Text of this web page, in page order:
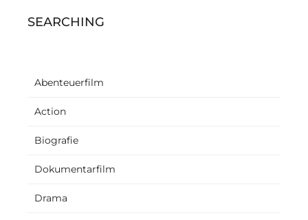
SEARCHING
Abenteuerfilm
Action
Biografie
Dokumentarfilm
Drama